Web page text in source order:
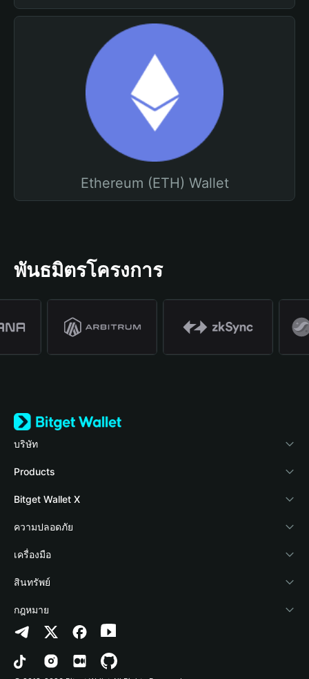
Ethereum (ETH) Wallet
พันธมิตรโครงการ
บริษัท
เกี่ยวกับ Bitget Wallet
Blog
Academy
ข่าวสารด้านคริปโต
ศูนย์ช่วยเหลือ
ติดต่อเรา
ทรัพยากรข้อมูลของแบรนด์
อาชีพ
Products
Crypto Card
Stablecoin Earn
Payfi Crypto
Crypto Swap API
Altcoin Season Index
Prediction Markets
DApp
Bitget Wallet X
นักพัฒนา
เชื่อมต่อ Wallet
Bitget Wallet Pay
ลิสต์โปรเจกต์
ความปลอดภัย
Protection Fund
เทคโนโลยีความปลอดภัย
เครื่องมือ
ซื้อคริปโต
การตรวจจับการอนุญาต
การตรวจจับสัญญา
การโอนเป็นชุด
สินทรัพย์
Arbitrum
Avalanche
Bitcoin
กฎหมาย
นโยบายความเป็นส่วนตัว
ข้อตกลงในการใช้บริการ